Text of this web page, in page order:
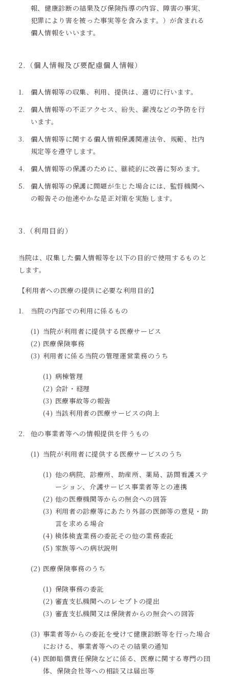
報、健康診断の結果及び保険指導の内容、障害の事実、
犯罪により害を被った事実等を含みます。）が含まれる
個人情報をいいます。
2.（個人情報及び要配慮個人情報）
個人情報等の収集、利用、提供は、適切に行います。
個人情報等の不正アクセス、紛失、漏洩などの予防を行
います。
個人情報等に関する個人情報保護関連法令、規範、社内
規定等を遵守します。
個人情報等の保護のために、継続的に改善に努めます。
個人情報等の保護に問題が生じた場合には、監督機関へ
の報告その他速やかな是正対策を実施します。
3.（利用目的）
当院は、収集した個人情報等を以下の目的で使用するものと
します。
【利用者への医療の提供に必要な利用目的】
当院の内部での利用に係るもの
当院が利用者に提供する医療サービス
医療保険事務
利用者に係る当院の管理運営業務のうち
病棟管理
会計・経理
医療事故等の報告
当該利用者の医療サービスの向上
他の事業者等への情報提供を伴うもの
当院が利用者に提供する医療サービスのうち
他の病院、診療所、助産所、薬局、訪問看護ステ
ーション、介護サービス事業者等との連携
他の医療機関等からの照会への回答
利用者の診療等にあたり外部の医師等の意見・助
言を求める場合
検体検査業務の委託その他の業務委託
家族等への病状説明
医療保険事務のうち
保険事務の委託
審査支払機関へのレセプトの提出
審査支払機関又は保険者からの照会への回答
事業者等からの委託を受けて健康診断等を行った場合
における、事業者等へのその結果の通知
医師賠償責任保険などに係る、医療に関する専門の団
体、保険会社等への相談又は届出等